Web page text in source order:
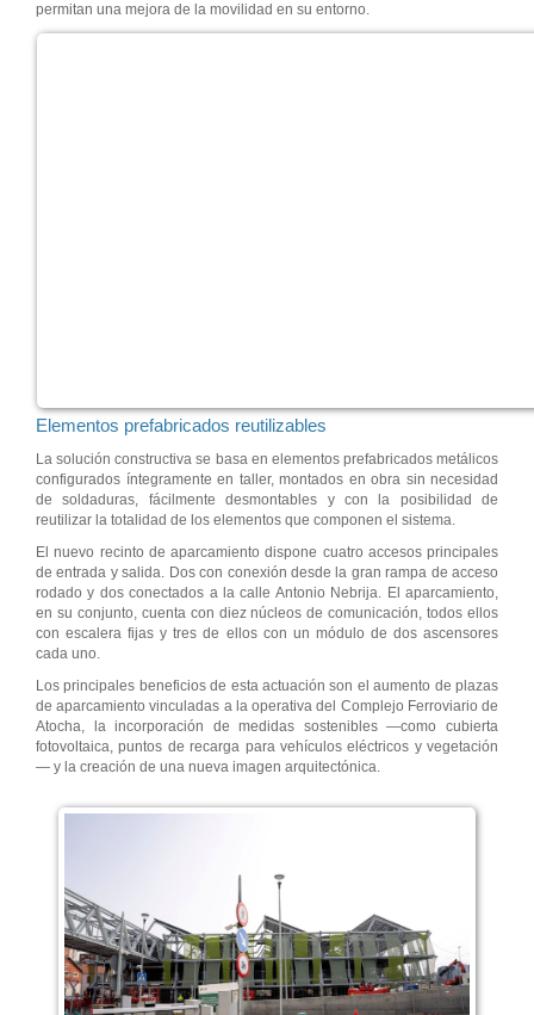
permitan una mejora de la movilidad en su entorno.
Elementos prefabricados reutilizables
La solución constructiva se basa en elementos prefabricados metálicos
configurados íntegramente en taller, montados en obra sin necesidad
de soldaduras, fácilmente desmontables y con la posibilidad de
reutilizar la totalidad de los elementos que componen el sistema.
El nuevo recinto de aparcamiento dispone cuatro accesos principales
de entrada y salida. Dos con conexión desde la gran rampa de acceso
rodado y dos conectados a la calle Antonio Nebrija. El aparcamiento,
en su conjunto, cuenta con diez núcleos de comunicación, todos ellos
con escalera fijas y tres de ellos con un módulo de dos ascensores
cada uno.
Los principales beneficios de esta actuación son el aumento de plazas
de aparcamiento vinculadas a la operativa del Complejo Ferroviario de
Atocha, la incorporación de medidas sostenibles —como cubierta
fotovoltaica, puntos de recarga para vehículos eléctricos y vegetación
— y la creación de una nueva imagen arquitectónica.